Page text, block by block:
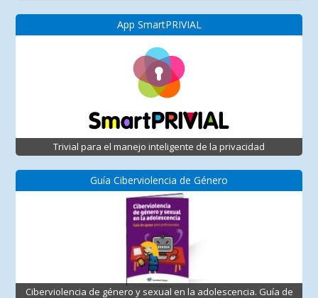
App SmartPRIVIAL
Trivial para el manejo inteligente de la privacidad
Guía Ciberviolencia de Género
Ciberviolencia de género y sexual en la adolescencia. Guía de